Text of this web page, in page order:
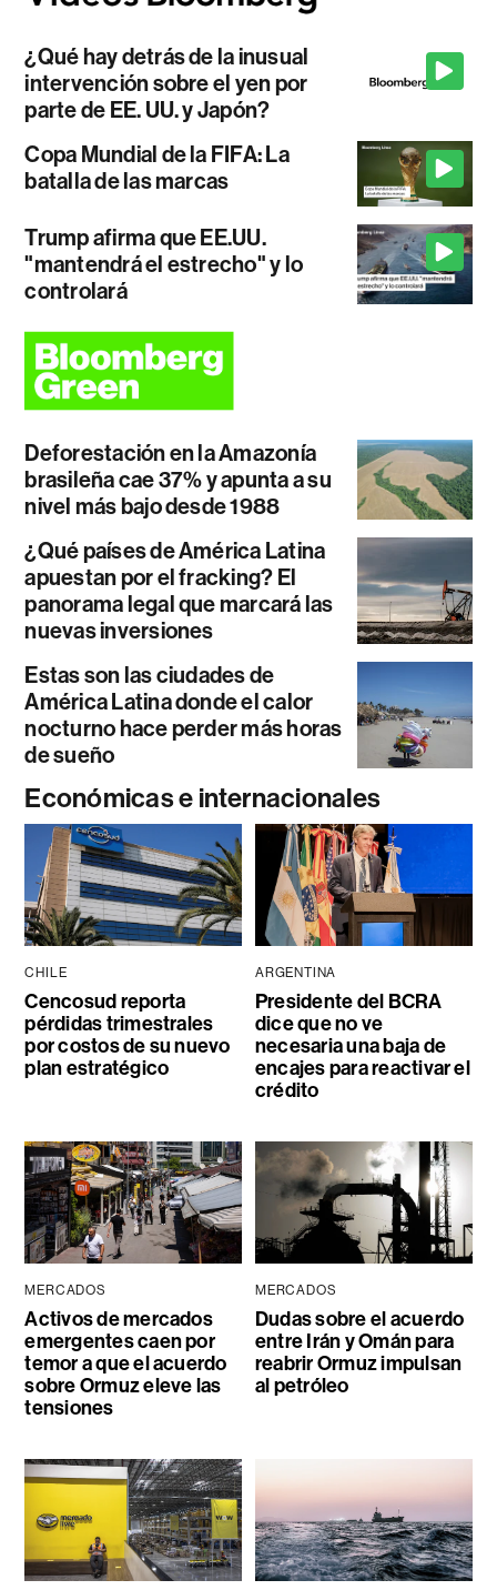
¿Qué hay detrás de la inusual
intervención sobre el yen por
parte de EE. UU. y Japón?
Copa Mundial de la FIFA: La
batalla de las marcas
Trump afirma que EE.UU.
"mantendrá el estrecho" y lo
controlará
Deforestación en la Amazonía
brasileña cae 37% y apunta a su
nivel más bajo desde 1988
¿Qué países de América Latina
apuestan por el fracking? El
panorama legal que marcará las
nuevas inversiones
Estas son las ciudades de
América Latina donde el calor
nocturno hace perder más horas
de sueño
Económicas e internacionales
CHILE
Cencosud reporta
pérdidas trimestrales
por costos de su nuevo
plan estratégico
ARGENTINA
Presidente del BCRA
dice que no ve
necesaria una baja de
encajes para reactivar el
crédito
MERCADOS
Activos de mercados
emergentes caen por
temor a que el acuerdo
sobre Ormuz eleve las
tensiones
MERCADOS
Dudas sobre el acuerdo
entre Irán y Omán para
reabrir Ormuz impulsan
al petróleo